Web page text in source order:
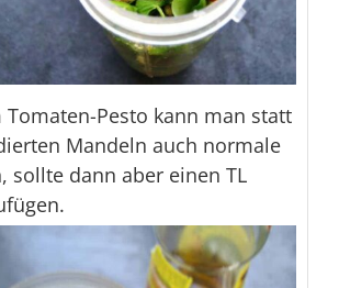
Tomaten-Pesto kann man statt
Mandeln auch normale
sollte dann aber einen TL